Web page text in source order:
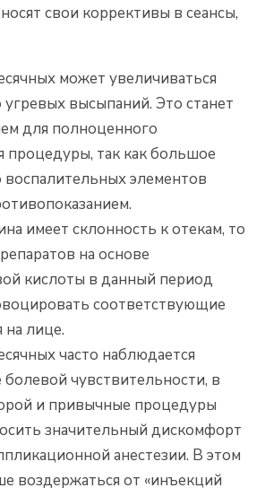
свои коррективы в сеансы,
может увеличиваться
угревых высыпаний. Это станет
для полноценного
процедуры, так как большое
воспалительных элементов
имеет склонность к отекам, то
на основе
кислоты в данный период
соответствующие
на лице.
часто наблюдается
чувствительности, в
и привычные процедуры
значительный дискомфорт
анестезии. В этом
воздержаться от «инъекций